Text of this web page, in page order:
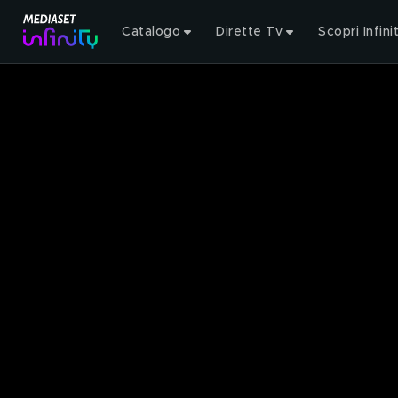
Catalogo Dirette Tv Scopri